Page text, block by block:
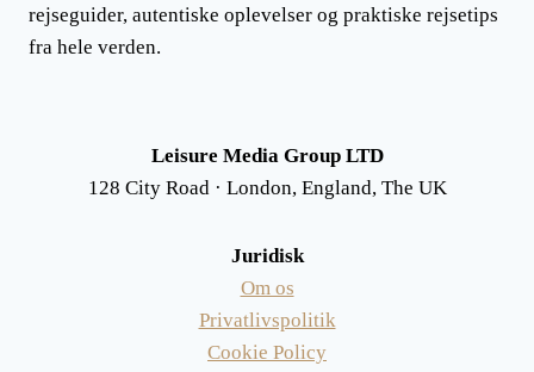
rejseguider, autentiske oplevelser og praktiske rejsetips
fra hele verden.
Leisure Media Group LTD
128 City Road · London, England, The UK
Juridisk
Om os
Privatlivspolitik
Cookie Policy